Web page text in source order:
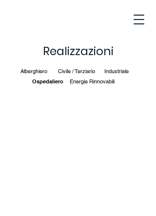
Realizzazioni
Alberghiero Civile / Terziario
Industriale
Ospedaliero
Energie Rinnovabili